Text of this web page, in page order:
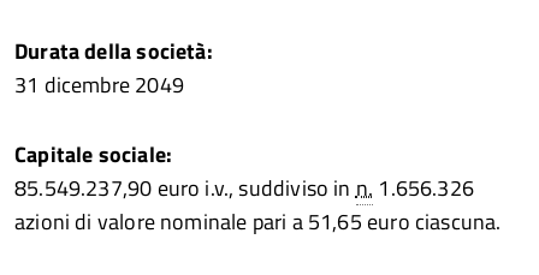
Durata della società:
31 dicembre 2049
Capitale sociale:
85.549.237,90 euro i.v., suddiviso inn. 1.656.326
azioni di valore nominale pari a 51,65 euro ciascuna.